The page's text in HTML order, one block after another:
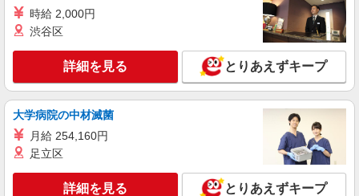
時給 2,000円
渋谷区
詳細を見る とりあえずキープ
大学病院の中材滅菌
月給 254,160円
足立区
詳細を見る とりあえずキープ